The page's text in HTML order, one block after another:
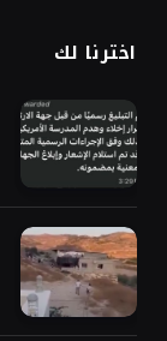
اخترنا لك